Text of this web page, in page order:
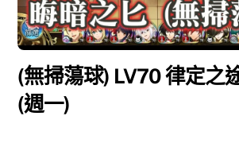
(無掃蕩球) LV70 律定之
(週一)